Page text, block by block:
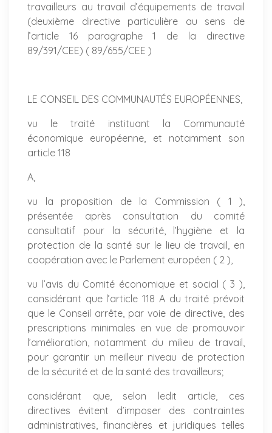
travailleurs au travail d’équipements de travail
(deuxième directive particulière au sens de
l’article 16 paragraphe 1 de la directive
89/391/CEE) ( 89/655/CEE )
LE CONSEIL DES COMMUNAUTÉS EUROPÉENNES,
vu le traité instituant la Communauté
économique européenne, et notamment son
article 118
A,
vu la proposition de la Commission ( 1 ),
présentée après consultation du comité
consultatif pour la sécurité, l’hygiène et la
protection de la santé sur le lieu de travail, en
coopération avec le Parlement européen ( 2 ),
vu l’avis du Comité économique et social ( 3 ),
considérant que l’article 118 A du traité prévoit
que le Conseil arrête, par voie de directive, des
prescriptions minimales en vue de promouvoir
l’amélioration, notamment du milieu de travail,
pour garantir un meilleur niveau de protection
de la sécurité et de la santé des travailleurs;
considérant que, selon ledit article, ces
directives évitent d’imposer des contraintes
administratives, financières et juridiques telles